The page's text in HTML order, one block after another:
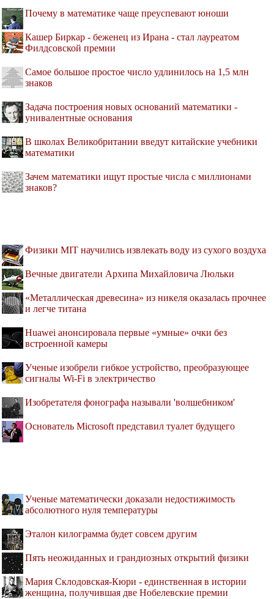
Почему в математике чаще преуспевают юноши
Кашер Биркар - беженец из Ирана - стал лауреатом
Филдсовской премии
Самое большое простое число удлинилось на 1,5 млн
знаков
Задача построения новых оснований математики -
унивалентные основания
В школах Великобритании введут китайские учебники
математики
Зачем математики ищут простые числа с миллионами
знаков?
Физики MIT научились извлекать воду из сухого воздуха
Вечные двигатели Архипа Михайловича Люльки
«Металлическая древесина» из никеля оказалась прочнее
и легче титана
Huawei анонсировала первые «умные» очки без
встроенной камеры
Ученые изобрели гибкое устройство, преобразующее
сигналы Wi-Fi в электричество
Изобретателя фонографа называли 'волшебником'
Основатель Microsoft представил туалет будущего
Ученые математически доказали недостижимость
абсолютного нуля температуры
Эталон килограмма будет совсем другим
Пять неожиданных и грандиозных открытий физики
Мария Склодовская-Кюри - единственная в истории
женщина, получившая две Нобелевские премии